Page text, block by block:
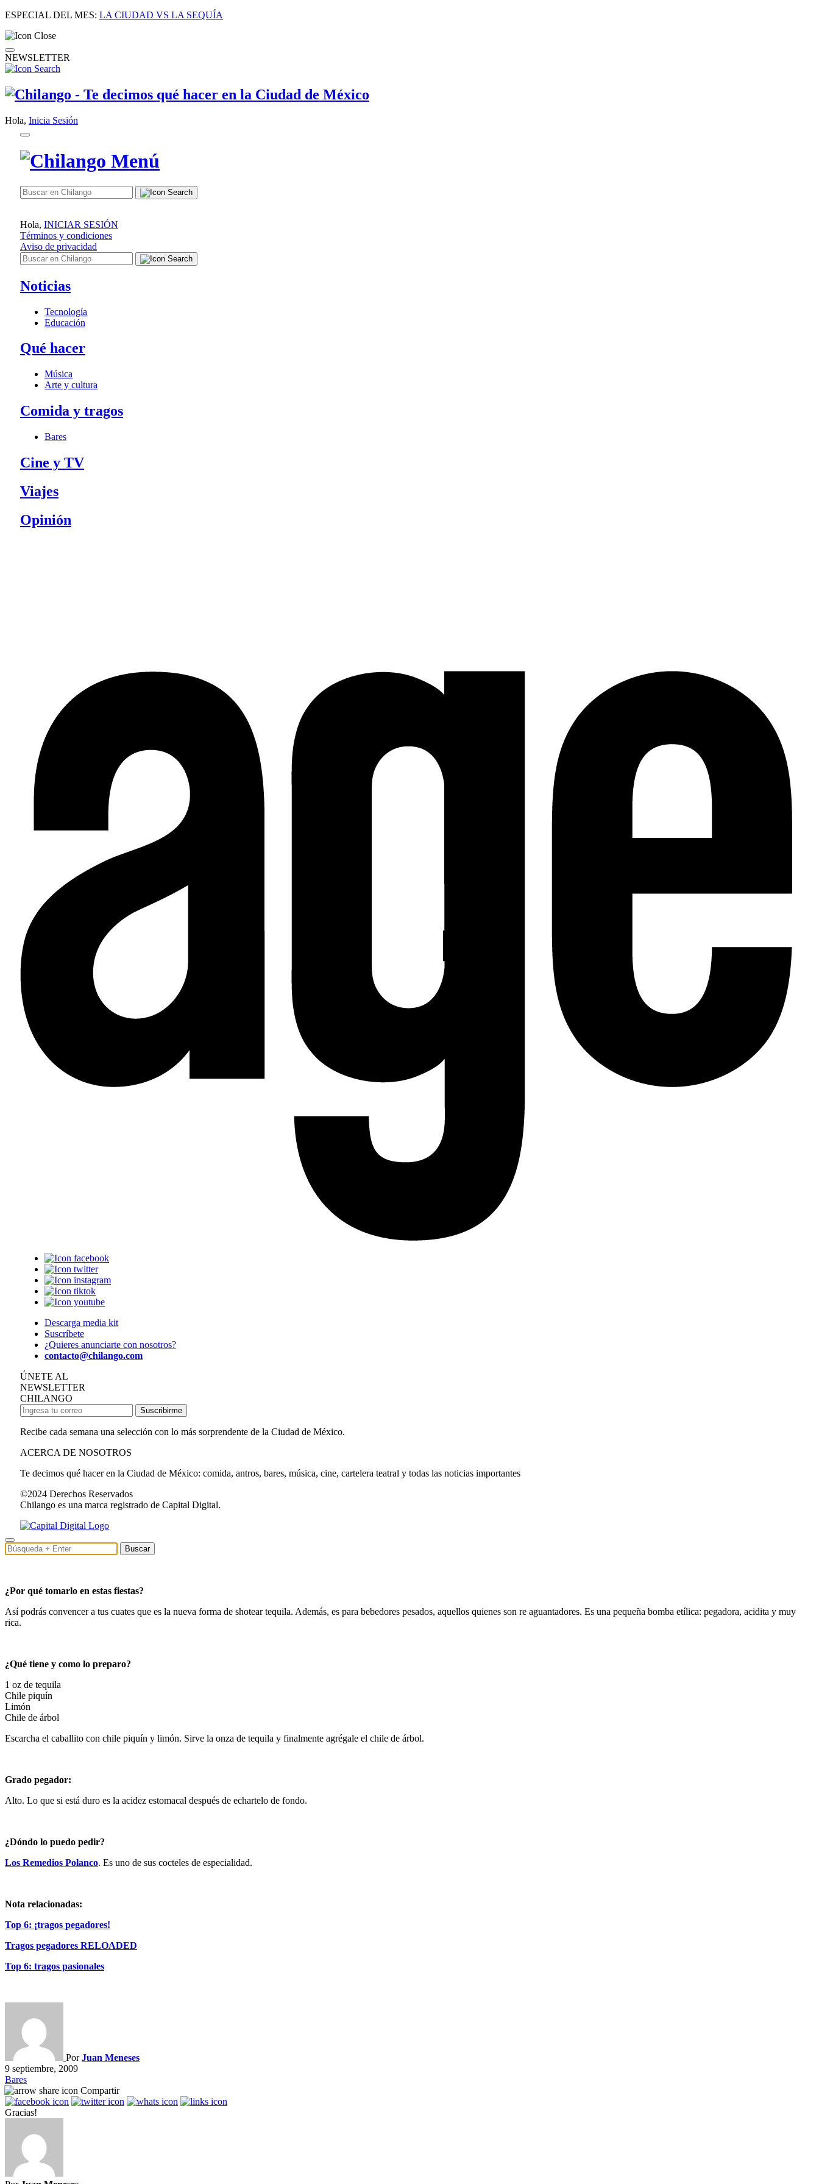
ESPECIAL DEL MES: LA CIUDAD VS LA SEQUÍA
NEWSLETTER
Hola, Inicia Sesión
Hola, INICIAR SESIÓN
Términos y condiciones
Aviso de privacidad
Noticias
Tecnología
Educación
Qué hacer
Música
Arte y cultura
Comida y tragos
Bares
Cine y TV
Viajes
Opinión
Descarga media kit
Suscríbete
¿Quieres anunciarte con nosotros?
contacto@chilango.com
ÚNETE AL
NEWSLETTER
CHILANGO
Suscribirme
Recibe cada semana una selección con lo más sorprendente de la Ciudad de México.
ACERCA DE NOSOTROS
Te decimos qué hacer en la Ciudad de México: comida, antros, bares, música, cine, cartelera teatral y todas las noticias importantes
©2024 Derechos Reservados
Chilango es una marca registrado de Capital Digital.
Buscar
¿Por qué tomarlo en estas fiestas?
Así podrás convencer a tus cuates que es la nueva forma de shotear tequila. Además, es para bebedores pesados, aquellos quienes son re aguantadores. Es una pequeña bomba etílica: pegadora, acidita y muy
rica.
¿Qué tiene y como lo preparo?
1 oz de tequila
Chile piquín
Limón
Chile de árbol
Escarcha el caballito con chile piquín y limón. Sirve la onza de tequila y finalmente agrégale el chile de árbol.
Grado pegador:
Alto. Lo que si está duro es la acidez estomacal después de echartelo de fondo.
¿Dóndo lo puedo pedir?
Los Remedios Polanco. Es uno de sus cocteles de especialidad.
Nota relacionadas:
Top 6: ¡tragos pegadores!
Tragos pegadores RELOADED
Top 6: tragos pasionales
PorJuan Meneses
9 septiembre, 2009
Bares
Compartir
Gracias!